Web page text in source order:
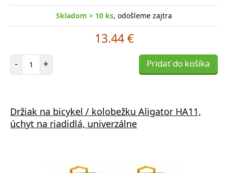
Skladom > 10 ks, odošleme zajtra
13.44 €
- Počet položiek
+ Pridať do košíka
Držiak na bicykel / kolobežku Aligator HA11,
úchyt na riadidlá, univerzálne